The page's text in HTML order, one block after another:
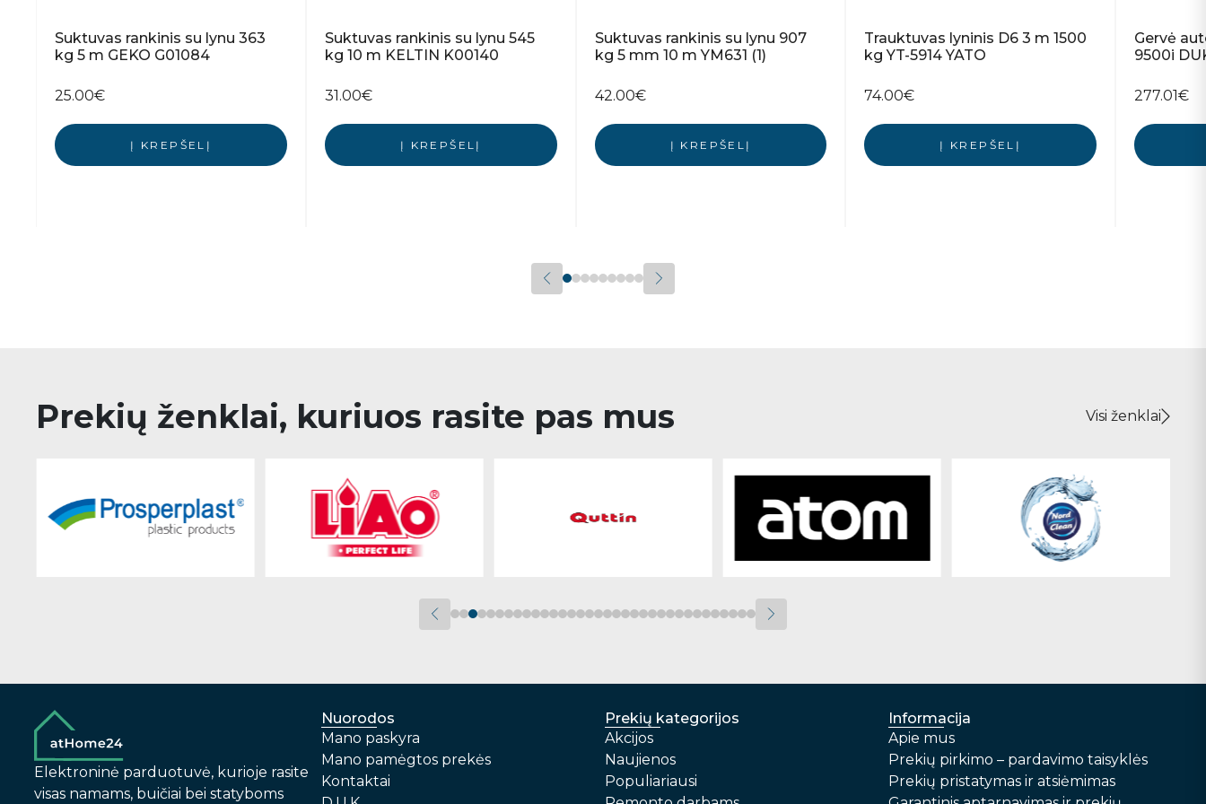
Suktuvas rankinis su lynu 363
kg 5 m GEKO G01084
25.00€
Į KREPŠELĮ
Suktuvas rankinis su lynu 545
kg 10 m KELTIN K00140
31.00€
Į KREPŠELĮ
Suktuvas rankinis su lynu 907
kg 5 mm 10 m YM631 (1)
42.00€
Į KREPŠELĮ
Trauktuvas lyninis D6 3 m 1500
kg YT-5914 YATO
74.00€
Į KREPŠELĮ
Gervė
9500i
277.01€
Prekių ženklai, kuriuos rasite pas mus Visi ženklai
Elektroninė parduotuvė, kurioje rasite
visas namams, buičiai bei statyboms
Nuorodos
Mano paskyra
Mano pamėgtos prekės
Kontaktai
Prekių kategorijos
Akcijos
Naujienos
Populiariausi
Informacija
Apie mus
Prekių pirkimo – pardavimo taisyklės
Prekių pristatymas ir atsiėmimas